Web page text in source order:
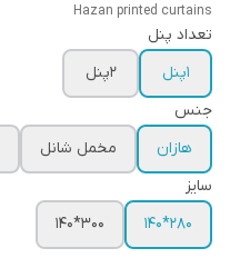
Hazan printed curtains
تعداد پنل
1پنل
2پنل
جنس
هازان
مخمل شانل
سایز
280*140
300*140